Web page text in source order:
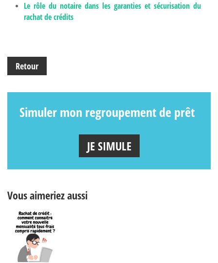
Le rôle du notaire dans les garanties et sécurisation du
rachat de crédits
Retour
Simuler mon regroupement de prêt
JE SIMULE
Vous aimeriez aussi